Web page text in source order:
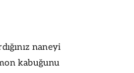
naneyi
kabuğunu